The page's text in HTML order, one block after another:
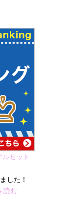
ルセット
した！
読む